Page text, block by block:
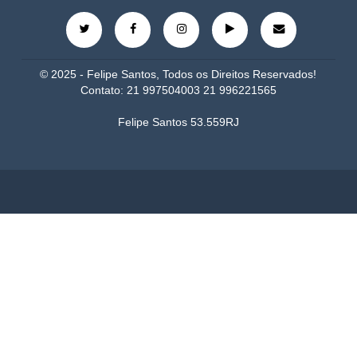
© 2025 - Felipe Santos, Todos os Direitos Reservados!
Contato: 21 997504003 21 996221565
Felipe Santos 53.559RJ